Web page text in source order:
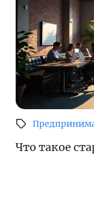
Что такое